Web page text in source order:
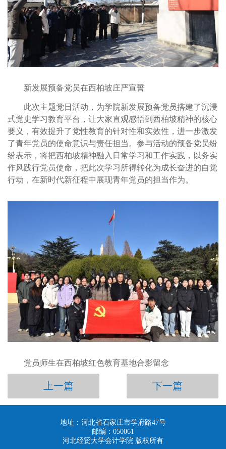
新发展预备党员在西柏坡庄严宣誓
此次主题党日活动，为学院新发展预备党员搭建了沉浸
式党史学习教育平台，让大家直观感悟到西柏坡精神的核心
要义，有效提升了党性教育的针对性和实效性，进一步激发
了青年党员的使命意识与责任担当。参与活动的预备党员纷
纷表示，将把西柏坡精神融入日常学习和工作实践，以务实
作风践行党员使命，把此次学习所得转化为成长奋进的自觉
行动，在新时代新征程中展现青年党员的担当作为。
党员师生在西柏坡红色教育基地合影留念
上一篇 下一篇
地址：河北省石家庄市学府路47号
邮编：050061
河北经贸大学会计学院 版权所有